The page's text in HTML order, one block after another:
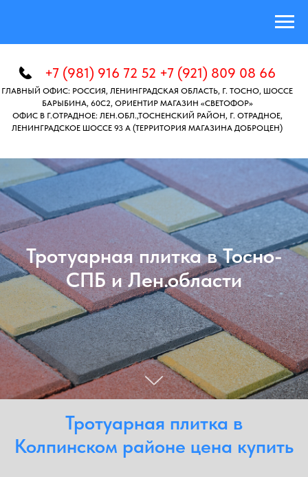
+7 (981) 916 72 52 +7 (921) 809 08 66
ГЛАВНЫЙ ОФИС: РОССИЯ, ЛЕНИНГРАДСКАЯ ОБЛАСТЬ, Г. ТОСНО, ШОССЕ
БАРЫБИНА, 60C2, ОРИЕНТИР МАГАЗИН «СВЕТОФОР»
ОФИС В Г.ОТРАДНОЕ: ЛЕН.ОБЛ.,ТОСНЕНСКИЙ РАЙОН, Г. ОТРАДНОЕ,
ЛЕНИНГРАДСКОЕ ШОССЕ 93 А (ТЕРРИТОРИЯ МАГАЗИНА ДОБРОЦЕН)
Тротуарная плитка в Тосно-
СПБ и Лен.области
Тротуарная плитка в
Колпинском районе цена купить